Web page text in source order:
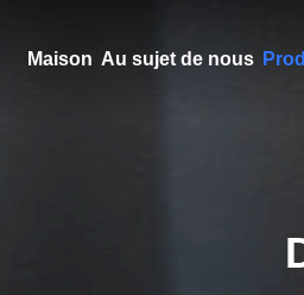
Maison Au sujet de nous